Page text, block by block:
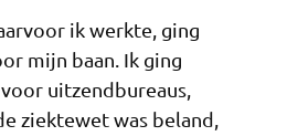
ik werkte, ging
mijn baan. Ik ging
uitzendbureaus,
ziektewet was beland,